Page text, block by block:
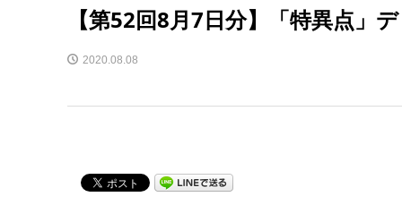
【第52回8月7日分】「特異点」
2020.08.08